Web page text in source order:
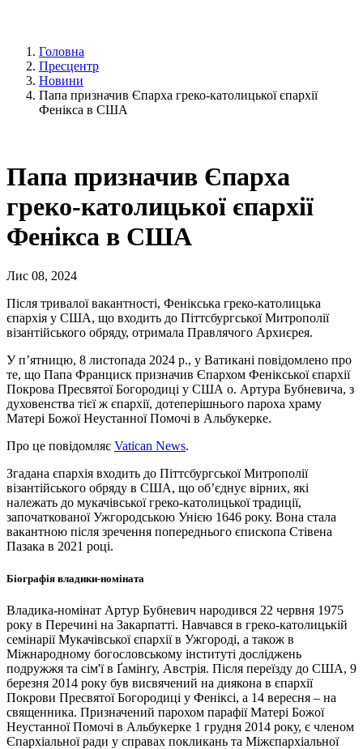
Головна
Пресцентр
Новини
Папа призначив Єпарха греко-католицької єпархії
Фенікса в США
Папа призначив Єпарха
греко-католицької єпархії
Фенікса в США
Лис 08, 2024
Після тривалої вакантності, Фенікська греко-католицька
єпархія у США, що входить до Піттсбургської Митрополії
візантійського обряду, отримала Правлячого Архиєрея.
У пʼятницю, 8 листопада 2024 р., у Ватикані повідомлено про
те, що Папа Франциск призначив Єпархом Фенікської єпархії
Покрова Пресвятої Богородиці у США о. Артура Бубневича, з
духовенства тієї ж єпархії, дотеперішнього пароха храму
Матері Божої Неустанної Помочі в Альбукерке.
Про це повідомляє Vatican News.
Згадана єпархія входить до Піттсбургської Митрополії
візантійського обряду в США, що об’єднує вірних, які
належать до мукачівської греко-католицької традиції,
започаткованої Ужгородською Унією 1646 року. Вона стала
вакантною після зречення попереднього єпископа Стівена
Пазака в 2021 році.
Біографія владики-номіната
Владика-номінат Артур Бубневич народився 22 червня 1975
року в Перечині на Закарпатті. Навчався в греко-католицькій
семінарії Мукачівської єпархії в Ужгороді, а також в
Міжнародному богословському інституті досліджень
подружжя та сім'ї в Ґамінґу, Австрія. Після переїзду до США, 9
березня 2014 року був висвячений на диякона в єпархії
Покрови Пресвятої Богородиці у Феніксі, а 14 вересня – на
священника. Призначений парохом парафії Матері Божої
Неустанної Помочі в Альбукерке 1 грудня 2014 року, є членом
Єпархіальної ради у справах покликань та Міжєпархіальної